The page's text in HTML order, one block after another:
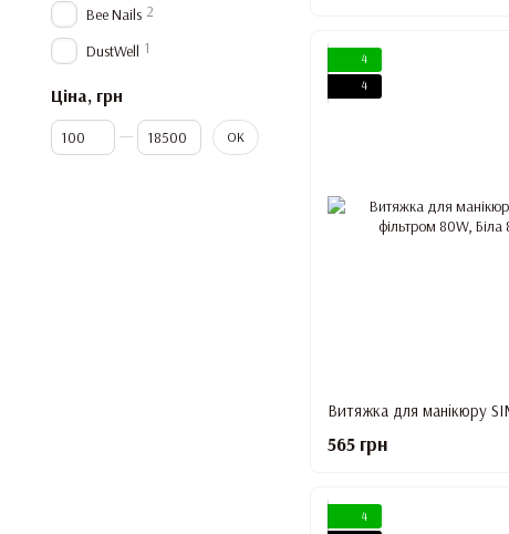
4
4
565 грн
4
Bee Nails 2
DustWell 1
Ціна, грн
Від Ціна, грн
До Ціна, грн ОК